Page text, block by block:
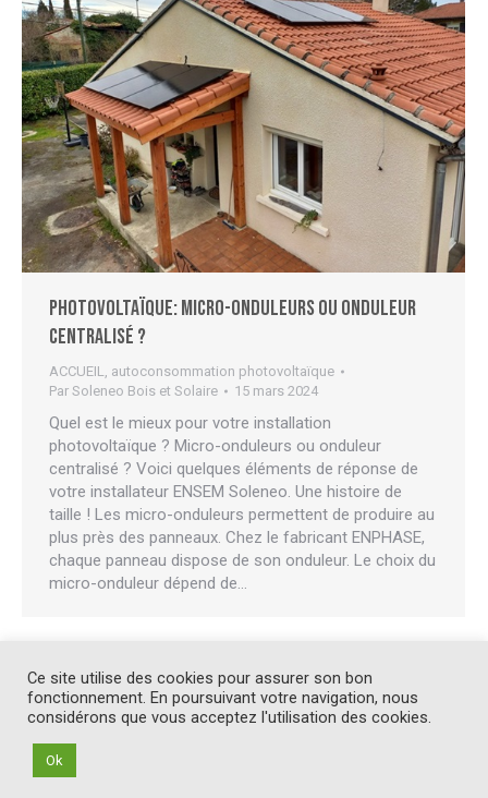
Photovoltaïque: micro-onduleurs ou onduleur
centralisé ?
ACCUEIL, autoconsommation photovoltaïque
Par Soleneo Bois et Solaire 15 mars 2024
Quel est le mieux pour votre installation
photovoltaïque ? Micro-onduleurs ou onduleur
centralisé ? Voici quelques éléments de réponse de
votre installateur ENSEM Soleneo. Une histoire de
taille ! Les micro-onduleurs permettent de produire au
plus près des panneaux. Chez le fabricant ENPHASE,
chaque panneau dispose de son onduleur. Le choix du
micro-onduleur dépend de…
← 1 2 3 4 5 … 9 →
Ce site utilise des cookies pour assurer son bon
fonctionnement. En poursuivant votre navigation, nous
considérons que vous acceptez l'utilisation des cookies.
Ok